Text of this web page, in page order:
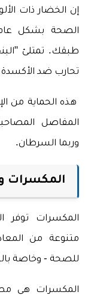
إن الخضار ذات
الصحة بشكل
طبقك. تمتلئ
تحارب ضد
هذه الحماية من
المفاصل
وربما السرطان.
المكسرات
المكسرات توفر
متنوعة من
للصحة - وخاصة